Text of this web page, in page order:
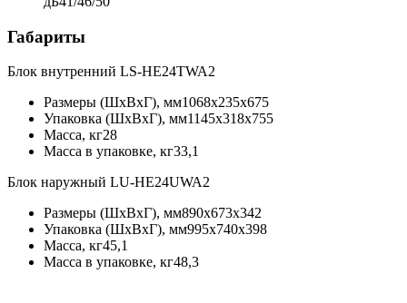
Габариты
Блок внутренний LS-HE24TWA2
Размеры (ШхВхГ), мм1068x235x675
Упаковка (ШхВхГ), мм1145x318x755
Масса, кг28
Масса в упаковке, кг33,1
Блок наружный LU-HE24UWA2
Размеры (ШхВхГ), мм890x673x342
Упаковка (ШхВхГ), мм995x740x398
Масса, кг45,1
Масса в упаковке, кг48,3